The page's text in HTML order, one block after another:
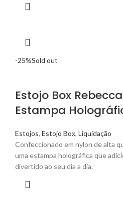
-25%Sold out
Estojo Box
Estampa
Estojos, Estojo Box, Liquidação
Confeccionado em nylon de alta
uma estampa holográfica que
divertido ao seu dia a dia.